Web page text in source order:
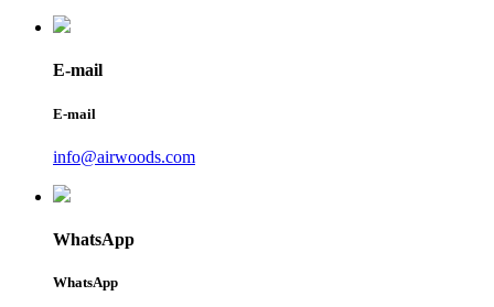
E-mail
E-mail
info@airwoods.com
WhatsApp
WhatsApp